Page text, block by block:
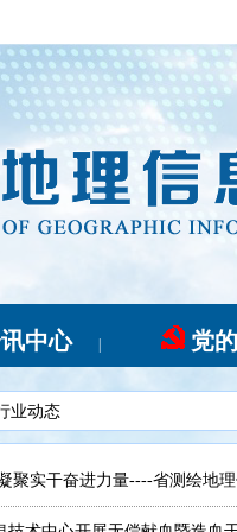
中心 党
业动态
聚实干奋进力量----省测绘地